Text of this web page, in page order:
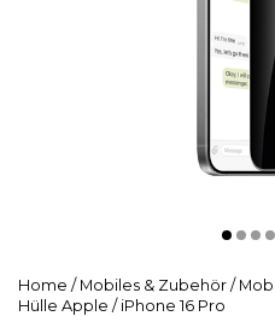
Home / Mobiles & Zubehör /
Hülle Apple / iPhone 16 Pro